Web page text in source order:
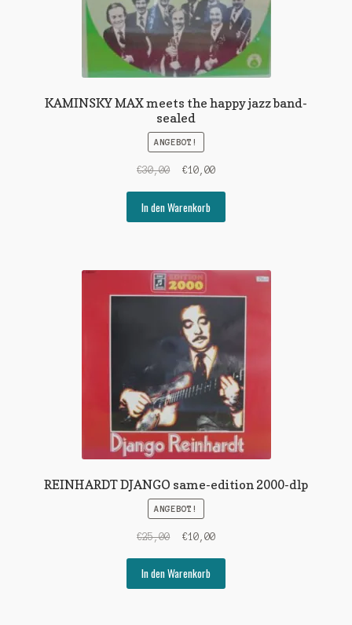
KAMINSKY MAX meets the happy jazz band-
sealed
ANGEBOT!
€30,00
Ursprünglicher
war:
€30,00
€10,00Aktueller
€10,00.
In den Warenkorb
REINHARDT DJANGO same-edition 2000-dlp
ANGEBOT!
€25,00
Ursprünglicher
war:
€25,00
€10,00Aktueller
€10,00.
In den Warenkorb